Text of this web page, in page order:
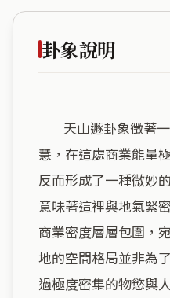
卦象說明
慧，在這處商業能量
反而形成了一種微妙
意味著這裡與地氣緊
商業密度層層包圍，
地的空間格局並非為
過極度密集的物慾與